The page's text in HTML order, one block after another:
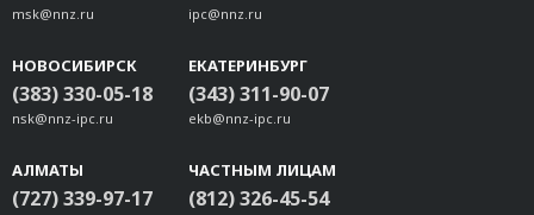
msk@nnz.ru ipc@nnz.ru
НОВОСИБИРСК
(383) 330-05-18
nsk@nnz-ipc.ru
ЕКАТЕРИНБУРГ
(343) 311-90-07
ekb@nnz-ipc.ru
АЛМАТЫ
(727) 339-97-17
ЧАСТНЫМ ЛИЦАМ
(812) 326-45-54